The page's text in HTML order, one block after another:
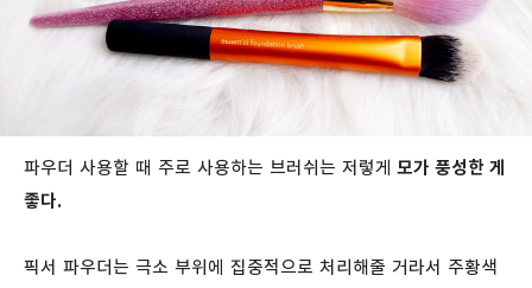
파우더 사용할 때 주로 사용하는 브러쉬는 저렇게 모가 풍성한 게
좋다.
픽서 파우더는 극소 부위에 집중적으로 처리해줄 거라서 주황색